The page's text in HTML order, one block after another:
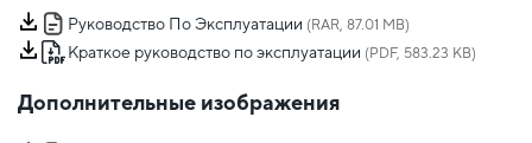
Руководство По Эксплуатации (RAR, 87.01 MB)
Краткое руководство по эксплуатации (PDF, 583.23 KB)
Дополнительные изображения